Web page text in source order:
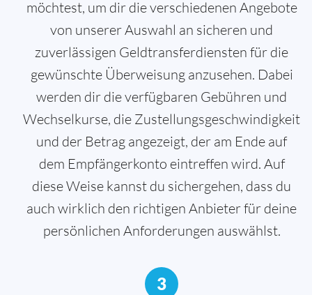
möchtest, um dir die verschiedenen Angebote
von unserer Auswahl an sicheren und
zuverlässigen Geldtransferdiensten für die
gewünschte Überweisung anzusehen. Dabei
werden dir die verfügbaren Gebühren und
Wechselkurse, die Zustellungsgeschwindigkeit
und der Betrag angezeigt, der am Ende auf
dem Empfängerkonto eintreffen wird. Auf
diese Weise kannst du sichergehen, dass du
auch wirklich den richtigen Anbieter für deine
persönlichen Anforderungen auswählst.
3